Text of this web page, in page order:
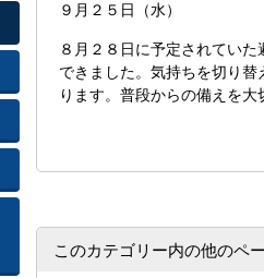
９月２５日（水）
８月２８日に予定されてい
できました。気持ちを切り
ります。普段からの備えを大
このカテゴリー内の他のペ